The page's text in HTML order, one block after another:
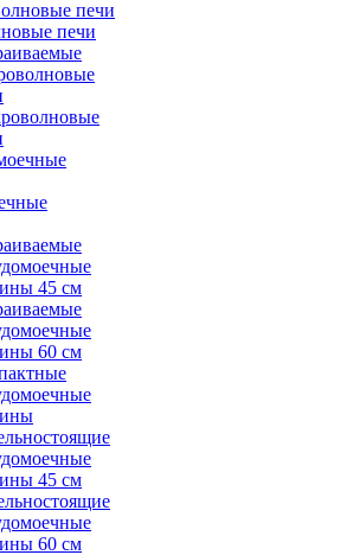
печи
45 см
60 см
45 см
60 см